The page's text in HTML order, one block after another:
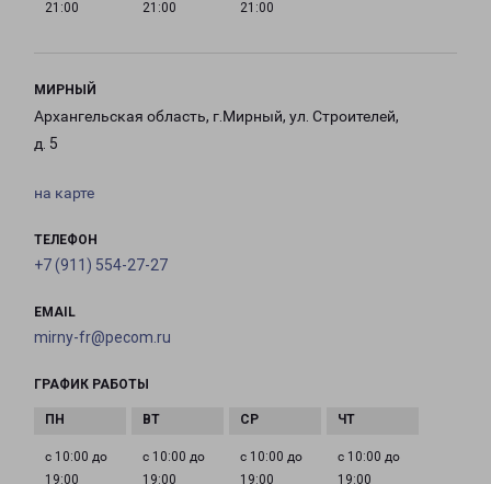
21:00 21:00 21:00
МИРНЫЙ
Архангельская область, г.Мирный, ул. Строителей,
д. 5
на карте
ТЕЛЕФОН
+7 (911) 554-27-27
EMAIL
mirny-fr@pecom.ru
ГРАФИК РАБОТЫ
с 10:00 до
19:00
с 10:00 до
19:00
с 10:00 до
19:00
с 10:00 до
19:00